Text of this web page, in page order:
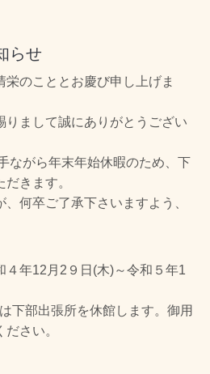
らせ
のこととお慶び申し上げま
りまして誠にありがとうござい
ながら年末年始休暇のため、下
きます。
何卒ご了承下さいますよう、
４年12月2９日(木)～令和５年1
下部出張所を休館します。御用
さい。